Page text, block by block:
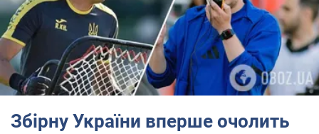
Збірну України вперше очолить